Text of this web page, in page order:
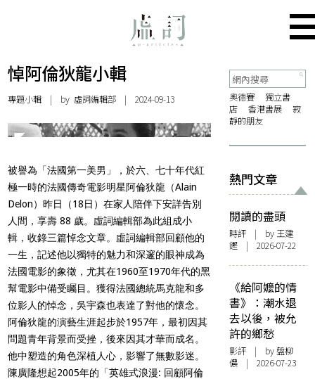
悼阿倫狄龍小輯
專題小輯 | by 虛詞編輯部 | 2024-09-13
被譽為「法國第一美男」，於六、七十年代紅
極一時的法國傳奇電影明星阿倫狄龍（Alain
Delon）昨日（18日）在家人陪伴下安詳告別
人間，享壽 88 歲。虛詞編輯部為此組成小
輯，收錄三篇悼念文章。虛詞編輯部回顧他的
一生，記述他以獨特的魅力和深邃的眼神成為
法國電影的象徵，尤其在1960至1970年代的黑
幫電影中備受矚目。獲得法國總統馬克龍和多
位影人的悼念，吳宇森也表達了對他的懷念。
阿倫狄龍的演藝生涯起步於1957年，最初因其
問題青年背景而受挫，後來因其才華而成名。
他中塑造的角色深植人心，影響了無數影迷。
陳廣隆想起2005年的「英雄式浪漫: 回顧阿倫
奧德賽
獨立書
店
香港書展
寂
靜的朋友
熱門文章
閱讀的盡頭
時評 | by 王建
鏗 | 2026-07-22
《給阿嬤的情
書》：潮水退
去以後，被允
許的鄉愁
影評 | by 盤柳
儂 | 2026-07-23